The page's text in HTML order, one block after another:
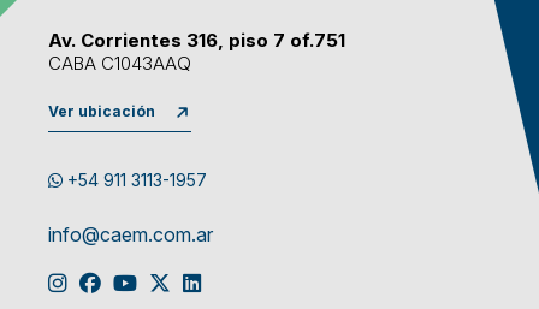
Av. Corrientes 316, piso 7 of.751
CABA C1043AAQ
Ver ubicación
+54 911 3113-1957
info@caem.com.ar